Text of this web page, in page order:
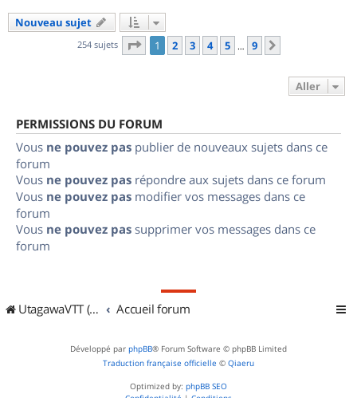
Nouveau sujet
254 sujets Page 1sur
1 2 3 4 5 … 9
Aller
PERMISSIONS DU FORUM
Vous ne pouvez pas publier de nouveaux sujets dans ce
forum
Vous ne pouvez pas répondre aux sujets dans ce forum
Vous ne pouvez pas modifier vos messages dans ce
forum
Vous ne pouvez pas supprimer vos messages dans ce
forum
UtagawaVTT (Randos VTT et VTTAE avec traces GPS) Accueil forum
Développé par phpBB® Forum Software © phpBB Limited
Traduction française officielle © Qiaeru
Optimized by: phpBB SEO